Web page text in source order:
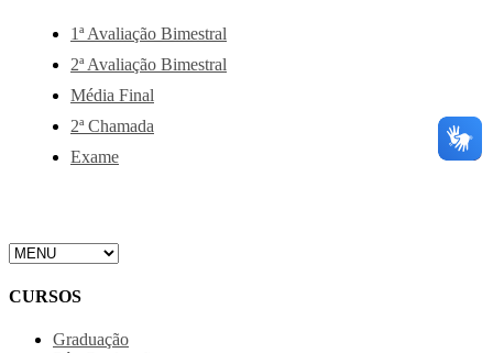
1ª Avaliação Bimestral
2ª Avaliação Bimestral
Média Final
2ª Chamada
Exame
CURSOS
Graduação